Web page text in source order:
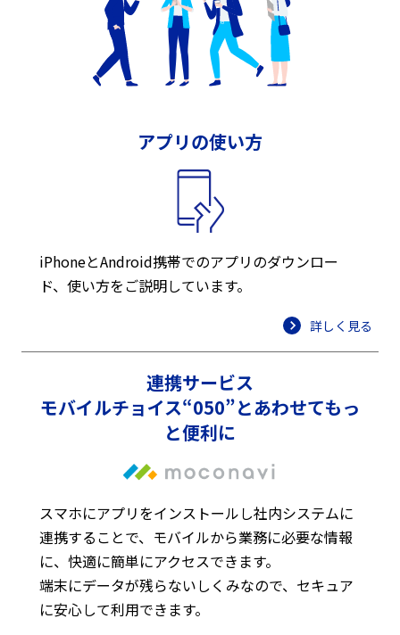
アプリの使い方
iPhoneとAndroid携帯でのアプリのダウンロー
ド、使い方をご説明しています。
詳しく見る
連携サービス
モバイルチョイス“050”とあわせてもっ
と便利に
スマホにアプリをインストールし社内システムに
連携することで、モバイルから業務に必要な情報
に、快適に簡単にアクセスできます。
端末にデータが残らないしくみなので、セキュア
に安心して利用できます。